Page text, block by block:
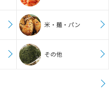
米・麺・パン
その他